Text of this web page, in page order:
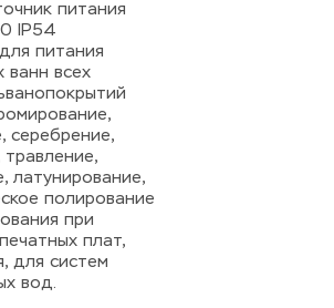
питания
IP54
питания
ванн всех
серебрение,
латунирование,
полирование
при
плат,
для систем
вод.